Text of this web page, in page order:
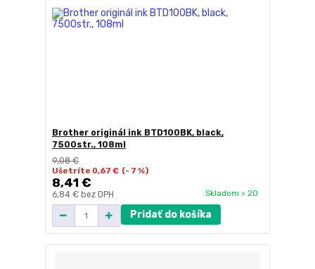
Brother originál ink BTD100BK, black,
7500str., 108ml
9,08 €
Ušetríte 0,67 € (- 7 %)
8,41 €
6,84 € bez DPH Skladom > 20
Pridať do košíka